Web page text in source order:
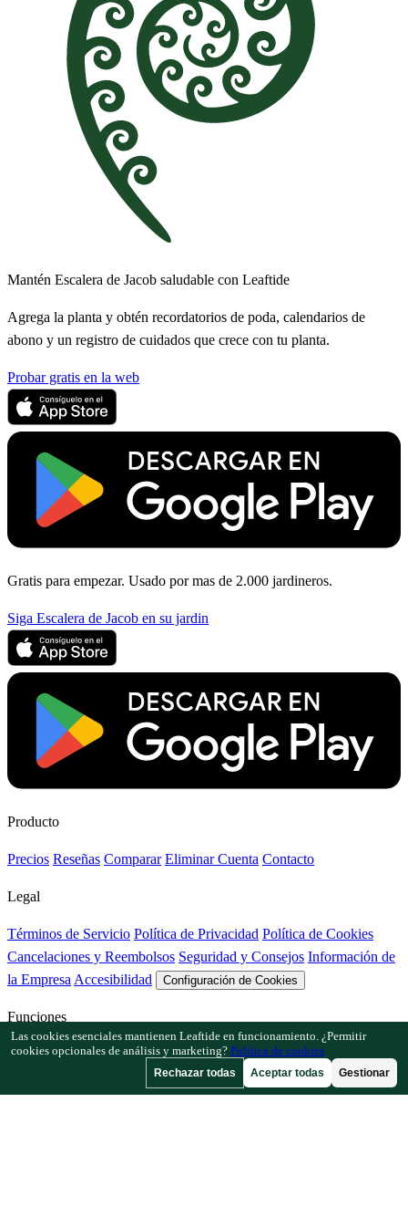
Mantén Escalera de Jacob saludable con Leaftide
Agrega la planta y obtén recordatorios de poda, calendarios de
abono y un registro de cuidados que crece con tu planta.
Probar gratis en la web
Gratis para empezar. Usado por mas de 2.000 jardineros.
Siga Escalera de Jacob en su jardin
Producto
Precios Reseñas Comparar Eliminar Cuenta Contacto
Legal
Términos de Servicio Política de Privacidad Política de Cookies
Cancelaciones y Reembolsos Seguridad y Consejos Información de
la Empresa Accesibilidad Configuración de Cookies
Funciones
Cómo funciona Leaftide Guía del planificador Biblioteca de plantas
Las cookies esenciales mantienen Leaftide en funcionamiento. ¿Permitir
cookies opcionales de análisis y marketing? Política de cookies
Rechazar todas Aceptar todas Gestionar